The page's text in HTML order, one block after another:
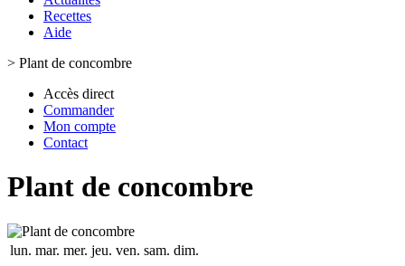
Recettes
Aide
> Plant de concombre
Accès direct
Commander
Mon compte
Contact
Plant de concombre
lun. mar. mer. jeu. ven. sam. dim.